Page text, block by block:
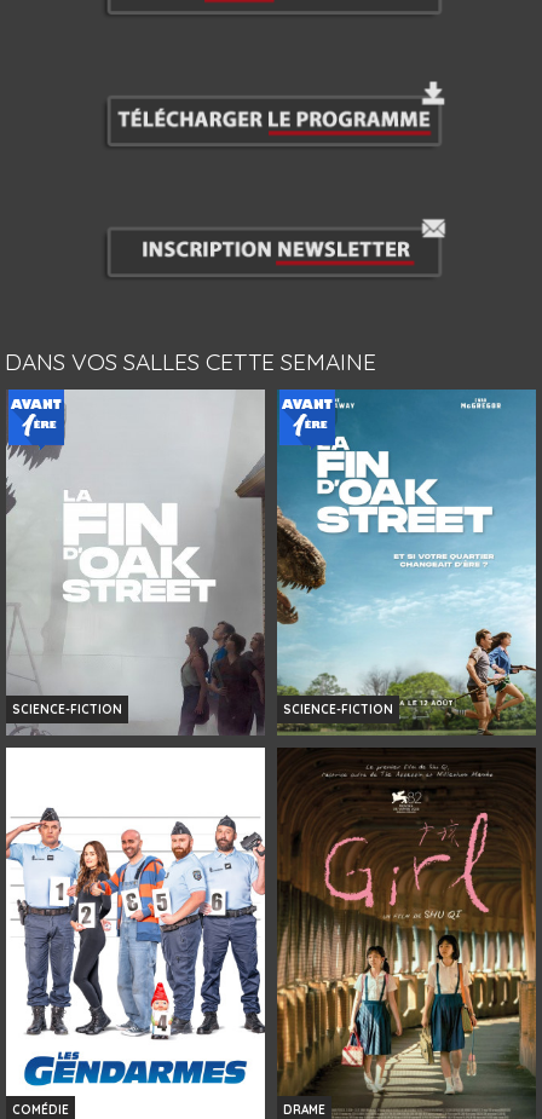
DANS VOS SALLES CETTE SEMAINE
SCIENCE-FICTION
Bande-annonce
VF
SCIENCE-FICTION
LA FIN D'OAK STREET
Horaires et Infos
Bande-annonce
Réservation
AVERT. TOUT PUBLIC
VF
COMÉDIE DRAME